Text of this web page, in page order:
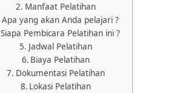
Manfaat Pelatihan​
Apa yang akan Anda pelajari ?
Siapa Pembicara Pelatihan ini ?
Jadwal Pelatihan
Biaya Pelatihan
Dokumentasi Pelatihan
Lokasi Pelatihan